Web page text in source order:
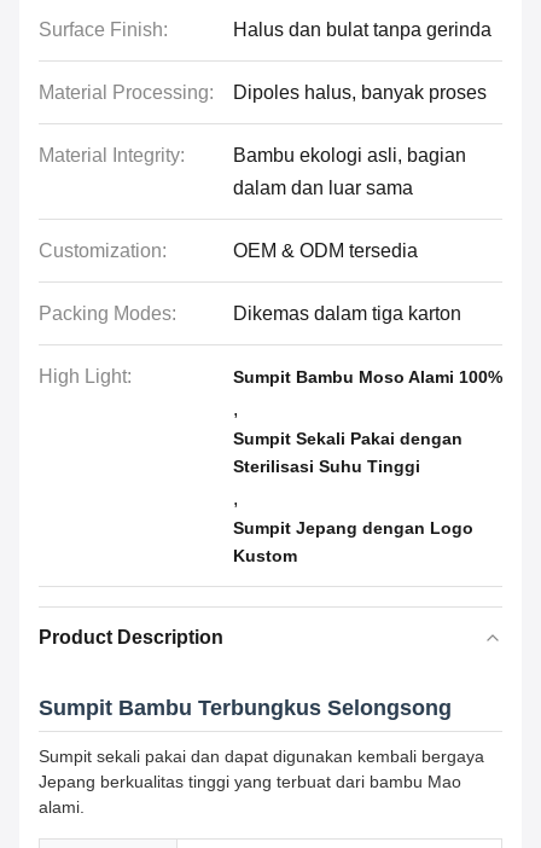
Surface Finish: Halus dan bulat tanpa gerinda
Material Processing: Dipoles halus, banyak proses
Material Integrity:
Bambu ekologi asli, bagian
dalam dan luar sama
Customization: OEM & ODM tersedia
Packing Modes: Dikemas dalam tiga karton
High Light: Sumpit Bambu Moso Alami 100%
,
Sumpit Sekali Pakai dengan
Sterilisasi Suhu Tinggi
,
Sumpit Jepang dengan Logo
Kustom
Product Description
Sumpit Bambu Terbungkus Selongsong
Sumpit sekali pakai dan dapat digunakan kembali bergaya
Jepang berkualitas tinggi yang terbuat dari bambu Mao
alami.